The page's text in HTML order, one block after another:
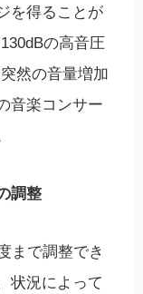
を得ることが
の高音圧
然の音量増加
音楽コンサー
調整
まで調整でき
状況によって